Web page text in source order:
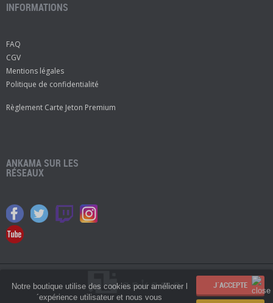
Notre boutique utilise des cookies pour améliorer l
´expérience utilisateur et nous vous
INFORMATIONS
FAQ
CGV
Mentions légales
Politique de confidentialité
Règlement Carte Jeton Premium
ANKAMA SUR LES
RÉSEAUX